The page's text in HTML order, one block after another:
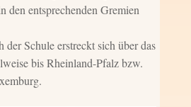
den entsprechenden Gremien
der Schule erstreckt sich über das
bis Rheinland-Pfalz bzw.